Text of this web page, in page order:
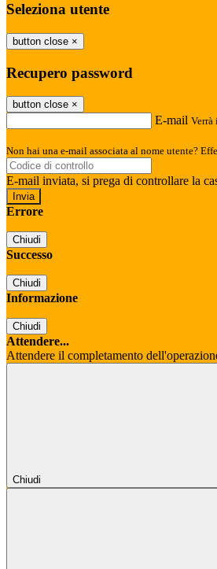
Seleziona utente
button close ×
Recupero password
button close ×
E-mail
Non hai una e-mail associata al nome utente?
E-mail inviata, si prega di controllare la
Errore
Chiudi
Successo
Chiudi
Informazione
Chiudi
Attendere...
Attendere il completamento
Chiudi